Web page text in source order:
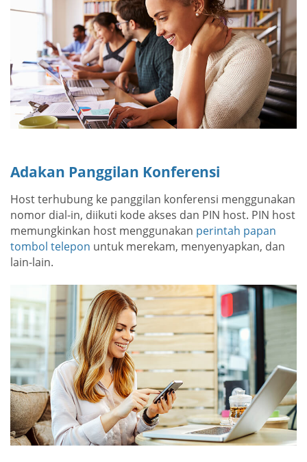
Adakan Panggilan Konferensi
Host terhubung ke panggilan konferensi menggunakan
nomor dial-in, diikuti kode akses dan PIN host. PIN host
memungkinkan host menggunakan perintah papan
tombol telepon untuk merekam, menyenyapkan, dan
lain-lain.